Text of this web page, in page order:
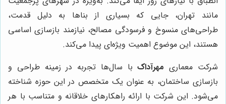
مانند تهران، جایی که بسیاری از بناها به دلیل قدمت،
طراحی‌های منسوخ و فرسودگی مصالح، نیازمند بازسازی اساسی
هستند، این موضوع اهمیت ویژه‌ای پیدا می‌کند.
شرکت معماری مهرآداکبا سال‌ها تجربه در زمینه طراحی و
بازسازی ساختمان، به عنوان یک متخصص در این حوزه شناخته
می‌شود. این شرکت با ارائه راهکارهای خلاقانه و متناسب با هر